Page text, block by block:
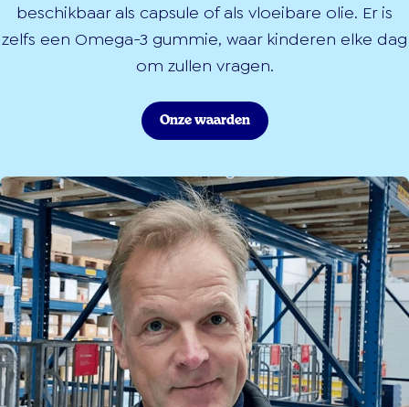
beschikbaar als capsule of als vloeibare olie. Er is
zelfs een Omega-3 gummie, waar kinderen elke dag
om zullen vragen.
Onze waarden